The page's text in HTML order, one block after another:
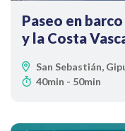
Paseo en
y la Costa
San Sebastián,
40min - 50min